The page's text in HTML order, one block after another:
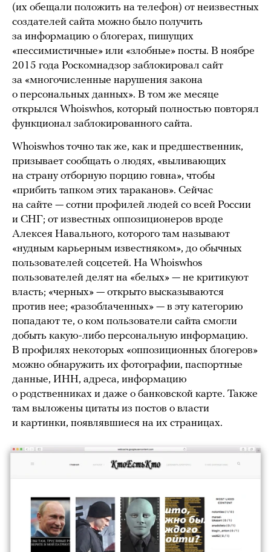
(их обещали положить на телефон) от неизвестных
создателей сайта можно было получить
за информацию о блогерах, пишущих
«пессимистичные» или «злобные» посты. В ноябре
2015 года Роскомнадзор заблокировал сайт
за «многочисленные нарушения закона
о персональных данных». В том же месяце
открылся Whoiswhos, который полностью повторял
функционал заблокированного сайта.
Whoiswhos точно так же, как и предшественник,
призывает сообщать о людях, «выливающих
на страну отборную порцию говна», чтобы
«прибить тапком этих тараканов». Сейчас
на сайте — сотни профилей людей со всей России
и СНГ; от известных оппозиционеров вроде
Алексея Навального, которого там называют
«нудным карьерным известняком», до обычных
пользователей соцсетей. На Whoiswhos
пользователей делят на «белых» — не критикуют
власть; «черных» — открыто высказываются
против нее; «разоблаченных» — в эту категорию
попадают те, о ком пользователи сайта смогли
добыть какую-либо персональную информацию.
В профилях некоторых «оппозиционных блогеров»
можно обнаружить их фотографии, паспортные
данные, ИНН, адреса, информацию
о родственниках и даже о банковской карте. Также
там выложены цитаты из постов о власти
и картинки, появлявшиеся на их страницах.